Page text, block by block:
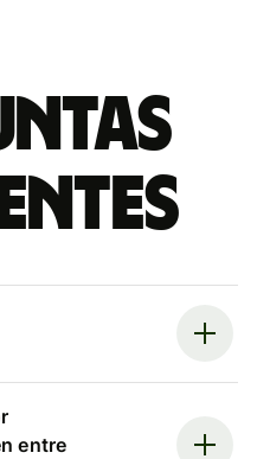
entre